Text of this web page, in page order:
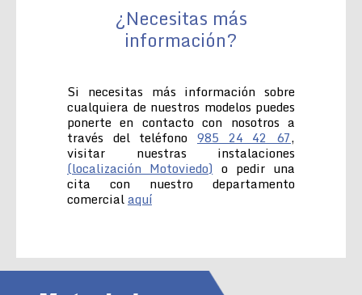
¿Necesitas más
información?
Si necesitas más información sobre
cualquiera de nuestros modelos puedes
ponerte en contacto con nosotros a
través del teléfono 985 24 42 67,
visitar nuestras instalaciones
(localización Motoviedo) o pedir una
cita con nuestro departamento
comercialaquí